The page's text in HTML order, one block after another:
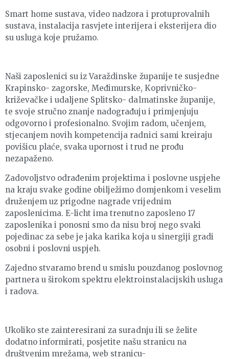
Smart home sustava, video nadzora i protuprovalnih
sustava, instalacija rasvjete interijera i eksterijera dio
su usluga koje pružamo.
Naši zaposlenici su iz Varaždinske županije te susjedne
Krapinsko- zagorske, Međimurske, Koprivničko-
križevačke i udaljene Splitsko- dalmatinske županije,
te svoje stručno znanje nadograđuju i primjenjuju
odgovorno i profesionalno. Svojim radom, učenjem,
stjecanjem novih kompetencija radnici sami kreiraju
povišicu plaće, svaka upornost i trud ne prođu
nezapaženo.
Zadovoljstvo odrađenim projektima i poslovne uspjehe
na kraju svake godine obilježimo domjenkom i veselim
druženjem uz prigodne nagrade vrijednim
zaposlenicima. E-licht ima trenutno zaposleno 17
zaposlenika i ponosni smo da nisu broj nego svaki
pojedinac za sebe je jaka karika koja u sinergiji gradi
osobni i poslovni uspjeh.
Zajedno stvaramo brend u smislu pouzdanog poslovnog
partnera u širokom spektru elektroinstalacijskih usluga
i radova.
Ukoliko ste zainteresirani za suradnju ili se želite
dodatno informirati, posjetite našu stranicu na
društvenim mrežama, web stranicu-